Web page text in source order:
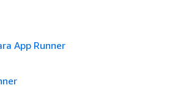
App Runner